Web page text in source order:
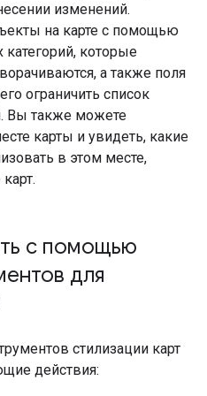
изменений.
на карте с помощью
категорий, которые
а также поля
ограничить список
Вы также можете
карты и увидеть, какие
в этом месте,
с помощью
для
стилизации карт
действия: